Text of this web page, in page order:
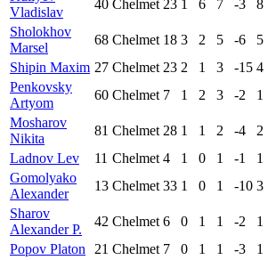
Vladislav
40 Chelmet 23 1 6 7 -3 8
Sholokhov
Marsel
68 Chelmet 18 3 2 5 -6 5
Shipin Maxim 27 Chelmet 23 2 1 3 -15 4
Penkovsky
Artyom
60 Chelmet 7 1 2 3 -2 1
Mosharov
Nikita
81 Chelmet 28 1 1 2 -4 2
Ladnov Lev
11 Chelmet 4 1 0 1 -1 1
Gomolyako
Alexander
13 Chelmet 33 1 0 1 -10 3
Sharov
Alexander P.
42 Chelmet 6 0 1 1 -2 1
Popov Platon
21 Chelmet 7 0 1 1 -3 1